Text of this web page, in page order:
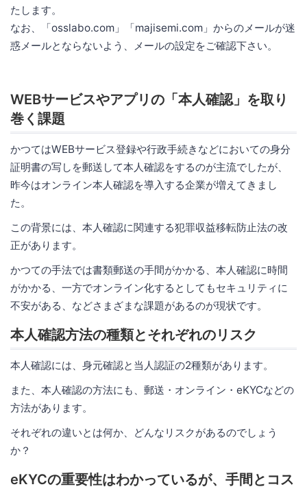
たします。
なお、「osslabo.com」「majisemi.com」からのメールが迷
惑メールとならないよう、メールの設定をご確認下さい。
WEBサービスやアプリの「本人確認」を取り
巻く課題
かつてはWEBサービス登録や行政手続きなどにおいての身分
証明書の写しを郵送して本人確認をするのが主流でしたが、
昨今はオンライン本人確認を導入する企業が増えてきまし
た。
この背景には、本人確認に関連する犯罪収益移転防止法の改
正があります。
かつての手法では書類郵送の手間がかかる、本人確認に時間
がかかる、一方でオンライン化するとしてもセキュリティに
不安がある、などさまざまな課題があるのが現状です。
本人確認方法の種類とそれぞれのリスク
本人確認には、身元確認と当人認証の2種類があります。
また、本人確認の方法にも、郵送・オンライン・eKYCなどの
方法があります。
それぞれの違いとは何か、どんなリスクがあるのでしょう
か？
eKYCの重要性はわかっているが、手間とコス